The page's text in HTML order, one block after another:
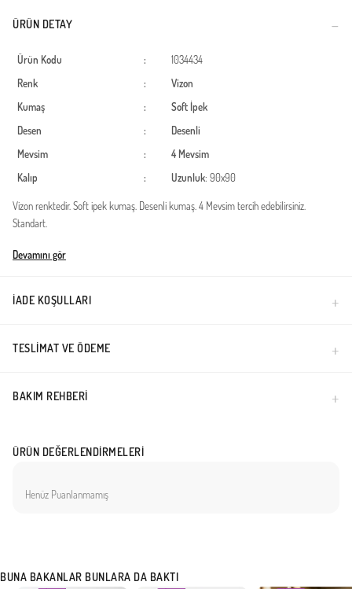
ÜRÜN DETAY
Ürün Kodu :
1034434
Renk
:
Vizon
Kumaş
:
Soft İpek
Desen
:
Desenli
Mevsim
:
4 Mevsim
Kalıp
: Uzunluk: 90x90
Vizon renktedir. Soft ipek kumaş. Desenli kumaş. 4 Mevsim tercih edebilirsiniz.
Standart.
Türkiye'de üretilmiştir.
Devamını gör
İADE KOŞULLARI
TESLIMAT VE ÖDEME
BAKIM REHBERI
ÜRÜN DEĞERLENDIRMELERI
Henüz Puanlanmamış
BUNA BAKANLAR BUNLARA DA BAKTI